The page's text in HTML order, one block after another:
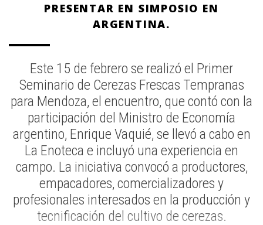
PRESENTAR EN SIMPOSIO EN
ARGENTINA.
Este 15 de febrero se realizó el Primer
Seminario de Cerezas Frescas Tempranas
para Mendoza, el encuentro, que contó con la
participación del Ministro de Economía
argentino, Enrique Vaquié, se llevó a cabo en
La Enoteca e incluyó una experiencia en
campo. La iniciativa convocó a productores,
empacadores, comercializadores y
profesionales interesados en la producción y
tecnificación del cultivo de cerezas.